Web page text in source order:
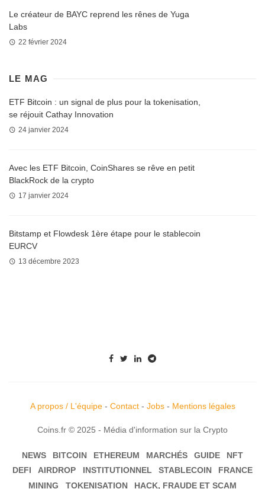
Le créateur de BAYC reprend les rênes de Yuga
Labs
22 février 2024
LE MAG
ETF Bitcoin : un signal de plus pour la tokenisation,
se réjouit Cathay Innovation
24 janvier 2024
Avec les ETF Bitcoin, CoinShares se rêve en petit
BlackRock de la crypto
17 janvier 2024
Bitstamp et Flowdesk 1ère étape pour le stablecoin
EURCV
13 décembre 2023
A propos / L'équipe- Contact- Jobs- Mentions légales
Coins.fr © 2025 - Média d'information sur la Crypto
NEWS BITCOIN ETHEREUM MARCHÉS GUIDE
NFT
DEFI
AIRDROP INSTITUTIONNEL STABLECOIN
FRANCE
MINING
TOKENISATION HACK, FRAUDE ET SCAM